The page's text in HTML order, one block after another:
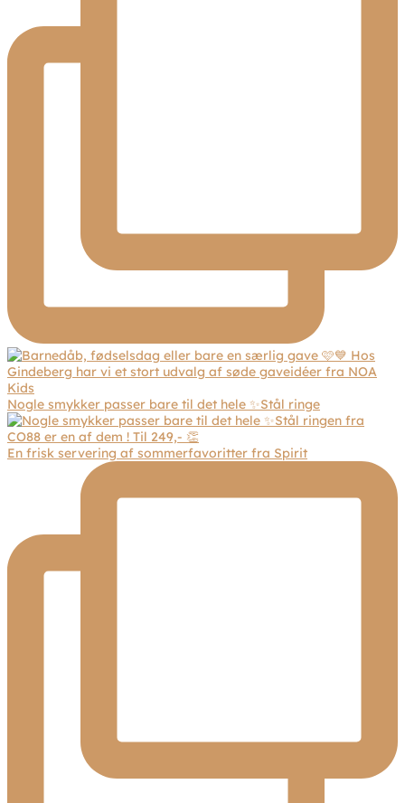
Nogle smykker passer bare til det hele ✨Stål ringe
En frisk servering af sommerfavoritter fra Spirit